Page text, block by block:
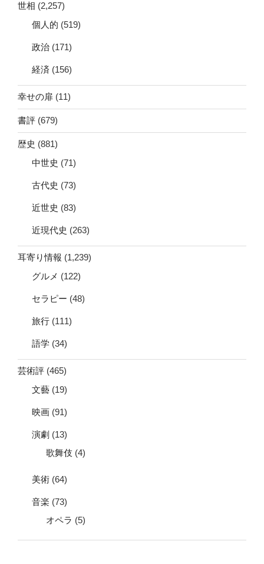
世相 (2,257)
個人的 (519)
政治 (171)
経済 (156)
幸せの扉 (11)
書評 (679)
歴史 (881)
中世史 (71)
古代史 (73)
近世史 (83)
近現代史 (263)
耳寄り情報 (1,239)
グルメ (122)
セラピー (48)
旅行 (111)
語学 (34)
芸術評 (465)
文藝 (19)
映画 (91)
演劇 (13)
歌舞伎 (4)
美術 (64)
音楽 (73)
オペラ (5)